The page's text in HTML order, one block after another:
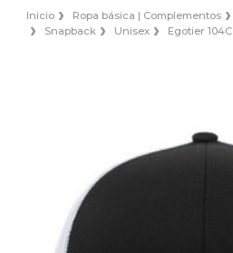
Inicio Ropa básica | Complementos
Snapback
Unisex Egotier 104C